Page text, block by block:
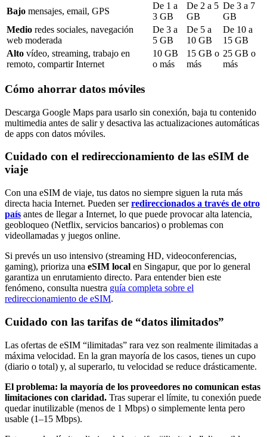
Bajo mensajes, email, GPS
De 1 a
3 GB
De 2 a 5
GB
De 3 a 7
GB
Medio redes sociales, navegación
web moderada
De 3 a
5 GB
De 5 a
10 GB
De 10 a
15 GB
Alto vídeo, streaming, trabajo en
remoto, compartir Internet
10 GB
o más
15 GB o
más
25 GB o
más
Cómo ahorrar datos móviles
Descarga Google Maps para usarlo sin conexión, baja tu contenido
multimedia antes de salir y desactiva las actualizaciones automáticas
de apps con datos móviles.
Cuidado con el redireccionamiento de las eSIM de
viaje
Con una eSIM de viaje, tus datos no siempre siguen la ruta más
directa hacia Internet. Pueden serredireccionados a través de otro
país antes de llegar a Internet, lo que puede provocar alta latencia,
geobloqueo (Netflix, servicios bancarios) o problemas con
videollamadas y juegos online.
Si prevés un uso intensivo (streaming HD, videoconferencias,
gaming), prioriza una eSIM local en Singapur, que por lo general
garantiza un enrutamiento directo. Para entender bien este
fenómeno, consulta nuestra guía completa sobre el
redireccionamiento de eSIM.
Cuidado con las tarifas de “datos ilimitados”
Las ofertas de eSIM “ilimitadas” rara vez son realmente ilimitadas a
máxima velocidad. En la gran mayoría de los casos, tienes un cupo
(diario o total) y, al superarlo, tu velocidad se reduce drásticamente.
El problema: la mayoría de los proveedores no comunican estas
limitaciones con claridad. Tras superar el límite, tu conexión puede
quedar inutilizable (menos de 1 Mbps) o simplemente lenta pero
usable (1–15 Mbps).